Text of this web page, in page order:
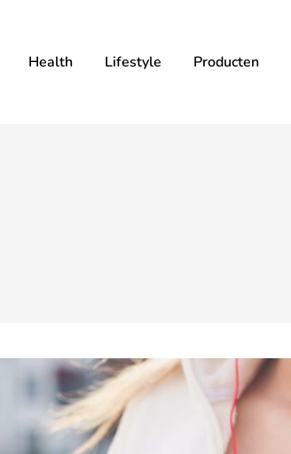
Health Lifestyle Producten